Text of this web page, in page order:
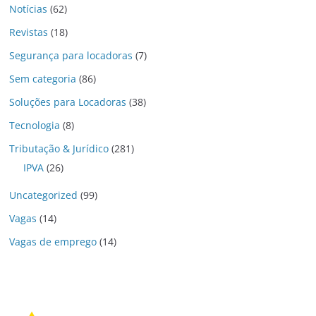
Notícias (62)
Revistas (18)
Segurança para locadoras (7)
Sem categoria (86)
Soluções para Locadoras (38)
Tecnologia (8)
Tributação & Jurídico (281)
IPVA (26)
Uncategorized (99)
Vagas (14)
Vagas de emprego (14)